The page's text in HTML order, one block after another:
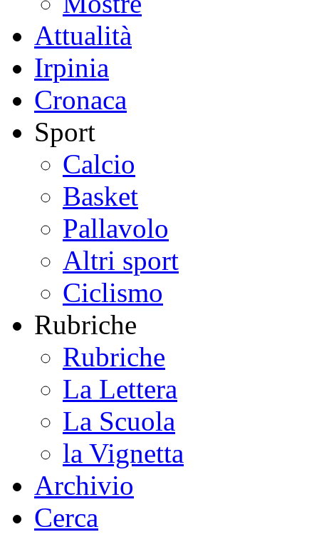
Attualità
Irpinia
Cronaca
Sport
Calcio
Basket
Pallavolo
Altri sport
Ciclismo
Rubriche
Rubriche
La Lettera
La Scuola
la Vignetta
Archivio
Cerca